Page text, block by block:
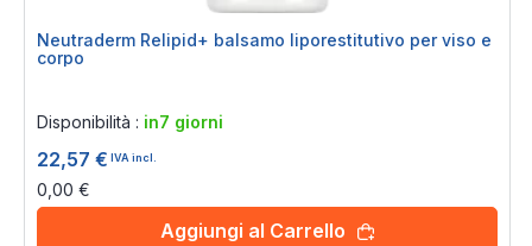
Neutraderm Relipid+ balsamo liporestitutivo per viso e
corpo
Disponibilità : in7 giorni
22,57 € IVA incl.
0,00 €
Aggiungi al Carrello